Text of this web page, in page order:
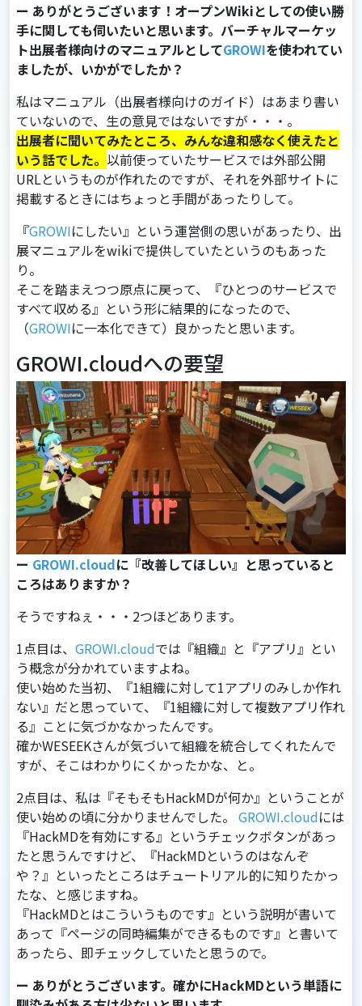
ー ありがとうございます！オープンWikiとしての使い勝
手に関しても伺いたいと思います。バーチャルマーケッ
ト出展者様向けのマニュアルとしてGROWIを使われてい
ましたが、いかがでしたか？
私はマニュアル（出展者様向けのガイド）はあまり書い
ていないので、⽣の意⾒ではないですが・・・。
出展者に聞いてみたところ、みんな違和感なく使えたと
いう話でした。 以前使っていたサービスでは外部公開
URLというものが作れたのですが、それを外部サイトに
掲載するときにはちょっと⼿間があったりして。
『GROWIにしたい』という運営側の思いがあったり、出
展マニュアルをwikiで提供していたというのもあった
り。
そこを踏まえつつ原点に戻って、『ひとつのサービスで
すべて収める』という形に結果的になったので、
（GROWIに⼀本化できて）良かったと思います。
GROWI.cloudへの要望
ー GROWI.cloudに『改善してほしい』と思っていると
ころはありますか？
そうですねぇ・・・2つほどあります。
1点⽬は、 GROWI.cloudでは『組織』と『アプリ』とい
う概念が分かれていますよね。
使い始めた当初、『1組織に対して1アプリのみしか作れ
ない』だと思っていて、『1組織に対して複数アプリ作れ
る』ことに気づかなかったんです。
確かWESEEKさんが気づいて組織を統合してくれたんで
すが、そこはわかりにくかったかな、と。
2点⽬は、私は『そもそもHackMDが何か』ということが
使い始めの頃に分かりませんでした。 GROWI.cloudには
『HackMDを有効にする』というチェックボタンがあっ
たと思うんですけど、『HackMDというのはなんぞ
や？』といったところはチュートリアル的に知りたかっ
たな、と感じますね。
『HackMDとはこういうものです』という説明が書いて
あって『ページの同時編集ができるものです』と書いて
あったら、即チェックしていたと思うので。
ー ありがとうございます。確かにHackMDという単語に